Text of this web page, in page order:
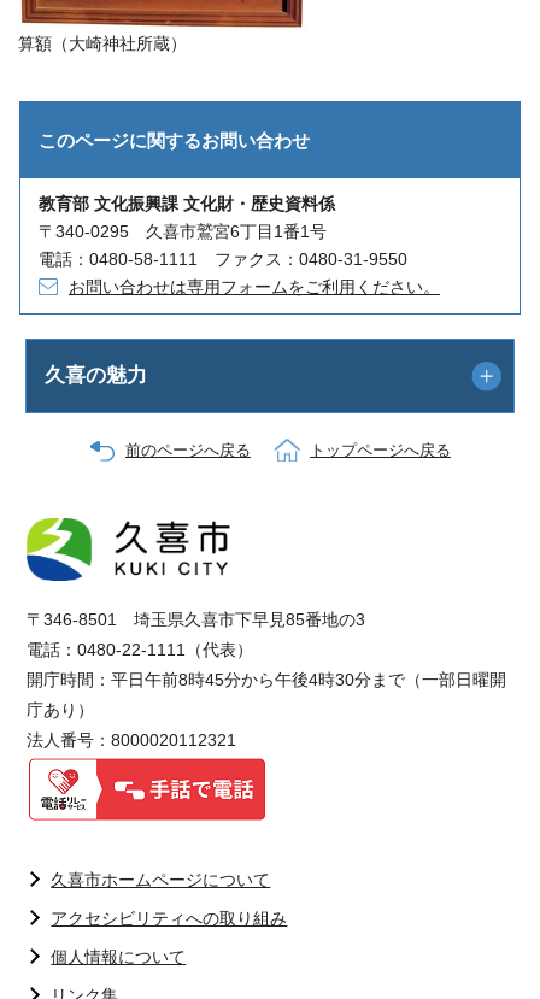
算額（大崎神社所蔵）
このページに関するお問い合わせ
教育部 文化振興課 文化財・歴史資料係
〒340-0295 久喜市鷲宮6丁目1番1号
電話：0480-58-1111 ファクス：0480-31-9550
お問い合わせは専用フォームをご利用ください。
久喜の魅力
前のページへ戻る トップページへ戻る
〒346-8501 埼玉県久喜市下早見85番地の3
電話：0480-22-1111（代表）
開庁時間：平日午前8時45分から午後4時30分まで（一部日曜開
庁あり）
法人番号：8000020112321
久喜市ホームページについて
アクセシビリティへの取り組み
個人情報について